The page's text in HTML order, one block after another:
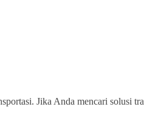
Jika Anda mencari solusi